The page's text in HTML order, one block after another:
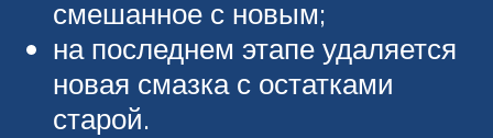
смешанное с новым;
на последнем этапе удаляется
новая смазка с остатками
старой.